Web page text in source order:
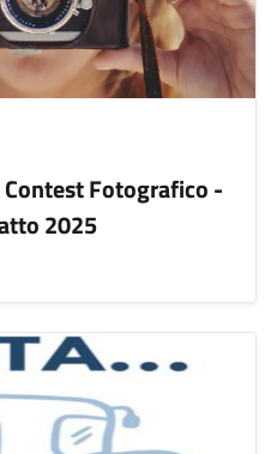
Fotografico -
2025